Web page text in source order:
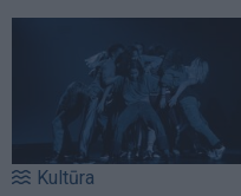
Kultūra